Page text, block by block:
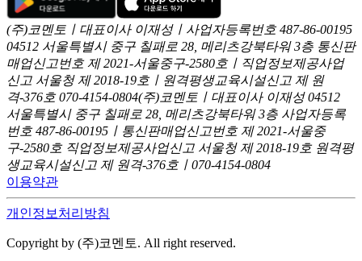
(주)코멘토ㅣ대표이사 이재성ㅣ사업자등록번호 487-86-00195
04512 서울특별시 중구 칠패로 28, 메리츠강북타워 3층 통신판
매업신고번호 제 2021-서울중구-2580호ㅣ직업정보제공사업
신고 서울청 제 2018-19호ㅣ원격평생교육시설신고 제 원
격-376호 070-4154-0804(주)코멘토ㅣ대표이사 이재성 04512
서울특별시 중구 칠패로 28, 메리츠강북타워 3층 사업자등록
번호 487-86-00195ㅣ통신판매업신고번호 제 2021-서울중
구-2580호 직업정보제공사업신고 서울청 제 2018-19호 원격평
생교육시설신고 제 원격-376호ㅣ070-4154-0804
이용약관
개인정보처리방침
Copyright by (주)코멘토. All right reserved.